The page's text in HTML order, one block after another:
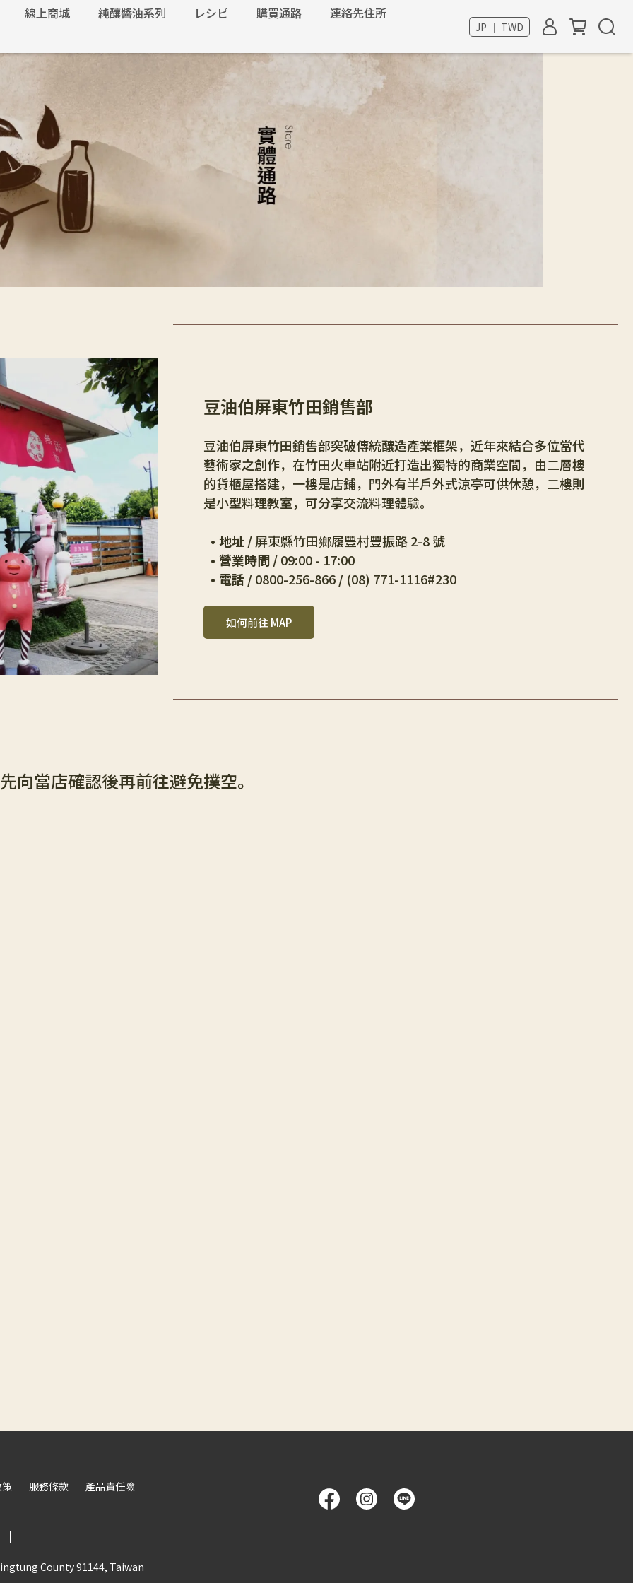
線上商城 純釀醬油系列 レシピ 購買通路 連絡先住所
JP ｜ TWD
豆油伯屏東竹田銷售部
豆油伯屏東竹田銷售部突破傳統釀造產業框架，近年來結合多位當代
藝術家之創作，在竹田火車站附近打造出獨特的商業空間，由二層樓
的貨櫃屋搭建，一樓是店鋪，門外有半戶外式涼亭可供休憩，二樓則
是小型料理教室，可分享交流料理體驗。
地址 / 屏東縣竹田鄉履豐村豐振路 2-8 號
營業時間 / 09:00 - 17:00
電話 / 0800-256-866/ (08) 771-1116#230
如何前往 MAP
向當店確認後再前往避免撲空。
服務條款 產品責任險
County 91144, Taiwan